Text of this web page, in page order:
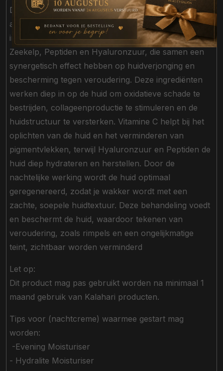
Deze avondmoisturiser is rijk aan krachtige
antioxidanten en bevat een selectie van zeer actieve
ingrediënten zoals Vitamine C, zeebotanicals uit
Zeekelp, Peptiden en Hyaluronzuur, die samen een
synergetisch effect hebben op huidverjonging en
bescherming tegen veroudering. Deze ingrediënten
werken diep in op de huid om oxidatieve schade te
bestrijden, collageenproductie te stimuleren en de
huidstructuur te versterken. Vitamine C helpt bij het
oplichten van de huid en het verminderen van
pigmentvlekken, terwijl Hyaluronzuur en Peptiden de
huid diep hydrateren en herstellen. Door de
nachtelijke werking wordt de huid optimaal
geregenereerd, zodat je wakker wordt met een
zachte, soepele huidtextuur. Deze behandeling voedt
en beschermt de huid, waardoor tekenen van
veroudering, zoals rimpels en een ongelijkmatige
teint, zichtbaar worden verminderd
Let op:
Dit product mag pas gebruikt worden na minimaal 1
maand gebruik van Kalahari producten.
Tips voor (nachtcreme) waarmee gestart mag
worden:
-Evening Moisturiser
- Hydralite Moisturiser